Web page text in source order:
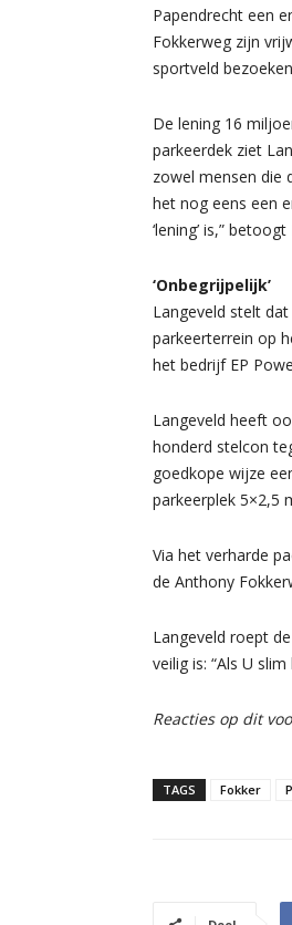
Papendrecht een
Fokkerweg zijn
sportveld
De lening 16
parkeerdek ziet
zowel mensen die
het nog eens een
‘lening’ is,”
‘Onbegrijpelijk’
Langeveld stelt
parkeerterrein op
het bedrijf EP
Langeveld heeft
honderd stelcon
goedkope wijze
parkeerplek 5×2,5
Via het verharde
de Anthony
Langeveld roept
veilig is: “Als U
Reacties op dit
TAGS Fokker